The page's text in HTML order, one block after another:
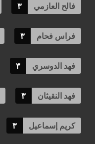
فالح العازمي ٣
فراس فحام ٣
فهد الدوسري ٣
فهد النقيثان ٣
كريم إسماعيل ٣